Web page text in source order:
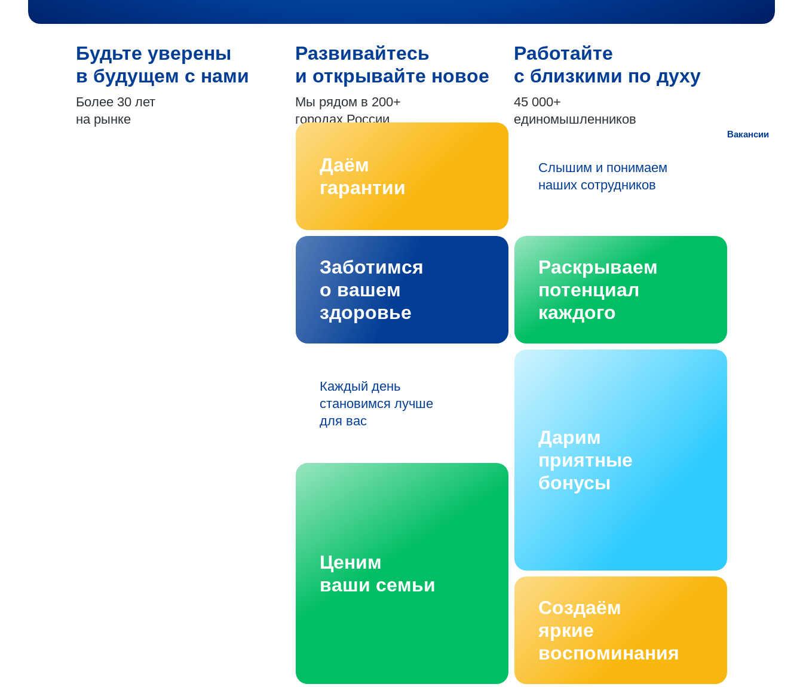
Будьте уверены
в будущем с нами
Более 30 лет
на рынке
Развивайтесь
и открывайте новое
Мы рядом в 200+
городах России
Работайте
с близкими по духу
45 000+
единомышленников
Вакансии
Даём
гарантии
Слышим и понимаем
наших сотрудников
Заботимся
о вашем
здоровье
Раскрываем
потенциал
каждого
Каждый день
становимся лучше
для вас
Дарим
приятные
бонусы
Ценим
ваши семьи
Создаём
яркие
воспоминания